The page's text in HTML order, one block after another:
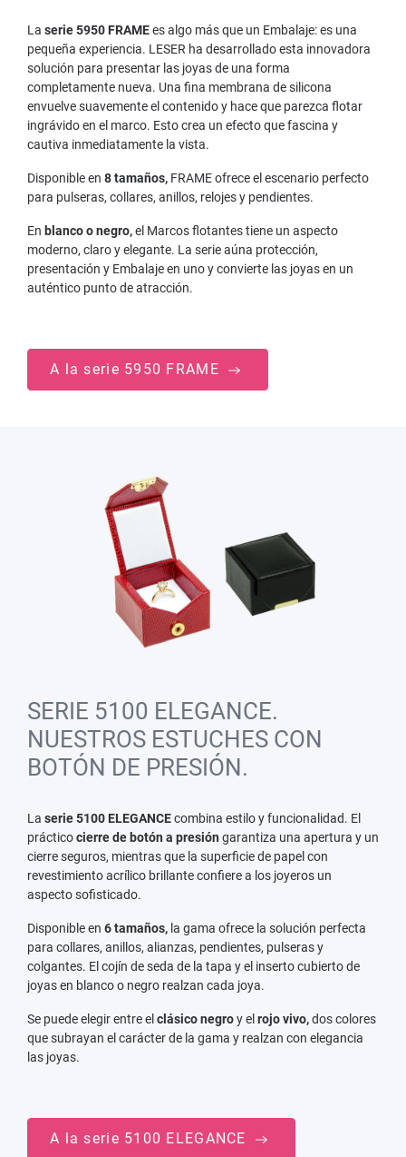
La serie 5950 FRAMEes algo más que un Embalaje: es una
pequeña experiencia. LESER ha desarrollado esta innovadora
solución para presentar las joyas de una forma
completamente nueva. Una fina membrana de silicona
envuelve suavemente el contenido y hace que parezca flotar
ingrávido en el marco. Esto crea un efecto que fascina y
cautiva inmediatamente la vista.
Disponible en 8 tamaños, FRAME ofrece el escenario perfecto
para pulseras, collares, anillos, relojes y pendientes.
En blanco o negro,el Marcos flotantes tiene un aspecto
moderno, claro y elegante. La serie aúna protección,
presentación y Embalaje en uno y convierte las joyas en un
auténtico punto de atracción.
A la serie 5950 FRAME
SERIE 5100 ELEGANCE.
NUESTROS ESTUCHES CON
BOTÓN DE PRESIÓN.
La serie 5100 ELEGANCEcombina estilo y funcionalidad. El
prácticocierre de botón a presión garantiza una apertura y un
cierre seguros, mientras que la superficie de papel con
revestimiento acrílico brillante confiere a los joyeros un
aspecto sofisticado.
Disponible en 6 tamaños, la gama ofrece la solución perfecta
para collares, anillos, alianzas, pendientes, pulseras y
colgantes. El cojín de seda de la tapa y el inserto cubierto de
joyas en blanco o negro realzan cada joya.
Se puede elegir entre el clásico negroy el rojo vivo,dos colores
que subrayan el carácter de la gama y realzan con elegancia
las joyas.
A la serie 5100 ELEGANCE